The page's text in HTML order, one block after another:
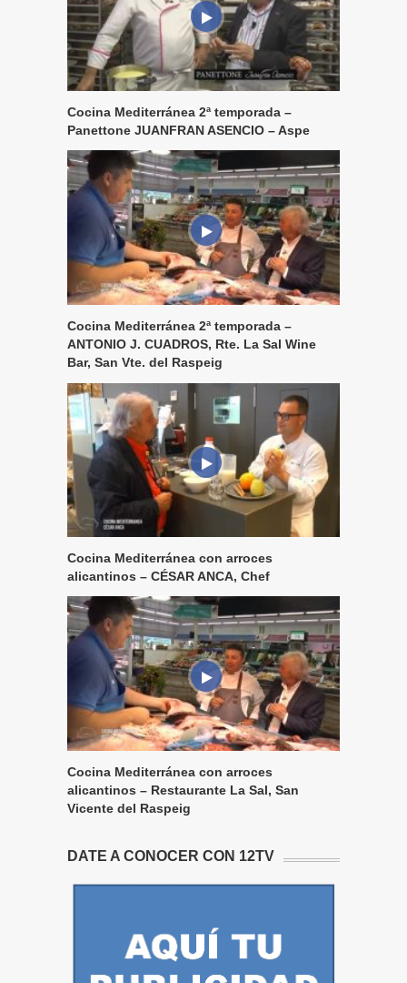
Cocina Mediterránea 2ª temporada –
Panettone JUANFRAN ASENCIO – Aspe
Cocina Mediterránea 2ª temporada –
ANTONIO J. CUADROS, Rte. La Sal Wine
Bar, San Vte. del Raspeig
Cocina Mediterránea con arroces
alicantinos – CÉSAR ANCA, Chef
Cocina Mediterránea con arroces
alicantinos – Restaurante La Sal, San
Vicente del Raspeig
DATE A CONOCER CON 12TV